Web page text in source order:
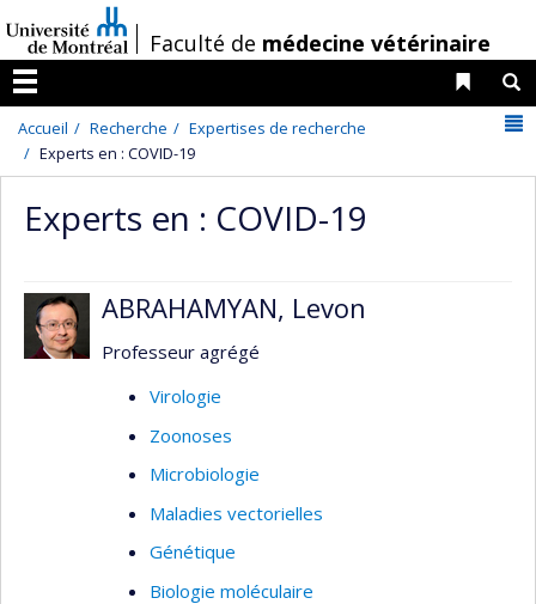
au
contenu
/Faculté de médecine vétérinaire
Menu
Liens
Accueil Recherche
Expertises de recherche
Experts en : COVID-19
Experts en : COVID-19
ABRAHAMYAN, Levon
Professeur agrégé
Virologie
Zoonoses
Microbiologie
Maladies vectorielles
Génétique
Biologie moléculaire